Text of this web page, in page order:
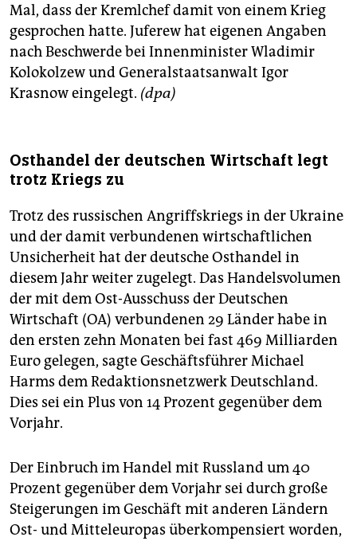
Mal, dass der Kremlchef damit von einem Krieg
gesprochen hatte. Juferew hat eigenen Angaben
nach Beschwerde bei Innenminister Wladimir
Kolokolzew und Generalstaatsanwalt Igor
Krasnow eingelegt. (dpa)
Osthandel der deutschen Wirtschaft legt
trotz Kriegs zu
Trotz des russischen Angriffskriegs in der Ukraine
und der damit verbundenen wirtschaftlichen
Unsicherheit hat der deutsche Osthandel in
diesem Jahr weiter zugelegt. Das Handelsvolumen
der mit dem Ost-Ausschuss der Deutschen
Wirtschaft (OA) verbundenen 29 Länder habe in
den ersten zehn Monaten bei fast 469 Milliarden
Euro gelegen, sagte Geschäftsführer Michael
Harms dem Redaktionsnetzwerk Deutschland.
Dies sei ein Plus von 14 Prozent gegenüber dem
Vorjahr.
Der Einbruch im Handel mit Russland um 40
Prozent gegenüber dem Vorjahr sei durch große
Steigerungen im Geschäft mit anderen Ländern
Ost- und Mitteleuropas überkompensiert worden,